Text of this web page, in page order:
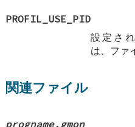
PROFIL_USE_PID
設定さ
は、ファ
関連ファイル
progname.gmon